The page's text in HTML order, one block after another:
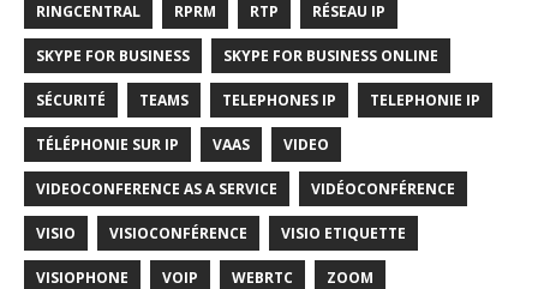
RINGCENTRAL RPRM RTP RÉSEAU IP
SKYPE FOR BUSINESS SKYPE FOR BUSINESS ONLINE
SÉCURITÉ TEAMS TELEPHONES IP TELEPHONIE IP
TÉLÉPHONIE SUR IP VAAS VIDEO
VIDEOCONFERENCE AS A SERVICE VIDÉOCONFÉRENCE
VISIO VISIOCONFÉRENCE VISIO ETIQUETTE
VISIOPHONE VOIP WEBRTC ZOOM